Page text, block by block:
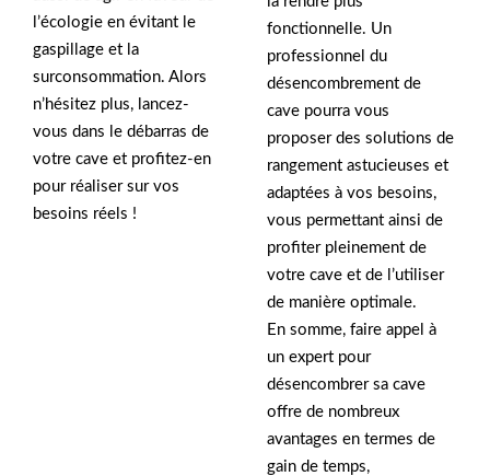
l’écologie en évitant le
gaspillage et la
surconsommation. Alors
n’hésitez plus, lancez-
vous dans le débarras de
votre cave et profitez-en
pour réaliser sur vos
besoins réels !
fonctionnelle. Un
professionnel du
désencombrement de
cave pourra vous
proposer des solutions de
rangement astucieuses et
adaptées à vos besoins,
vous permettant ainsi de
profiter pleinement de
votre cave et de l’utiliser
de manière optimale.
En somme, faire appel à
un expert pour
désencombrer sa cave
offre de nombreux
avantages en termes de
gain de temps,